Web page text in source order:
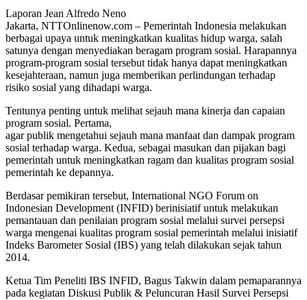
Laporan Jean Alfredo Neno
Jakarta, NTTOnlinenow.com – Pemerintah Indonesia melakukan
berbagai upaya untuk meningkatkan kualitas hidup warga, salah
satunya dengan menyediakan beragam program sosial. Harapannya
program-program sosial tersebut tidak hanya dapat meningkatkan
kesejahteraan, namun juga memberikan perlindungan terhadap
risiko sosial yang dihadapi warga.
Tentunya penting untuk melihat sejauh mana kinerja dan capaian
program sosial. Pertama,
agar publik mengetahui sejauh mana manfaat dan dampak program
sosial terhadap warga. Kedua, sebagai masukan dan pijakan bagi
pemerintah untuk meningkatkan ragam dan kualitas program sosial
pemerintah ke depannya.
Berdasar pemikiran tersebut, International NGO Forum on
Indonesian Development (INFID) berinisiatif untuk melakukan
pemantauan dan penilaian program sosial melalui survei persepsi
warga mengenai kualitas program sosial pemerintah melalui inisiatif
Indeks Barometer Sosial (IBS) yang telah dilakukan sejak tahun
2014.
Ketua Tim Peneliti IBS INFID, Bagus Takwin dalam pemaparannya
pada kegiatan Diskusi Publik & Peluncuran Hasil Survei Persepsi